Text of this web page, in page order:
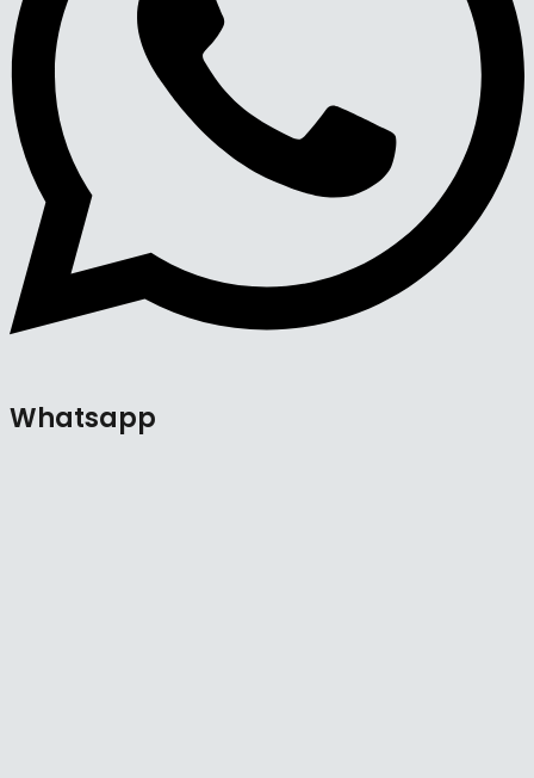
Whatsapp